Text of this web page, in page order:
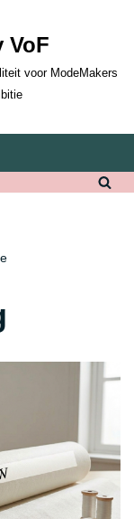
VoF
voor ModeMakers